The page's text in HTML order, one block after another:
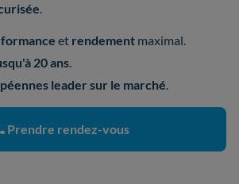
.
et rendement maximal.
20 ans.
leader sur le marché.
Prendre rendez-vous